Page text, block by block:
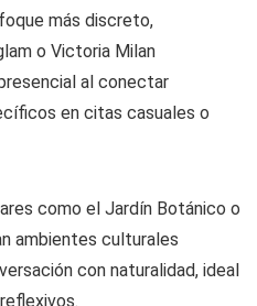
más discreto,
o Victoria Milan
al conectar
en citas casuales o
como el Jardín Botánico o
ambientes culturales
con naturalidad, ideal